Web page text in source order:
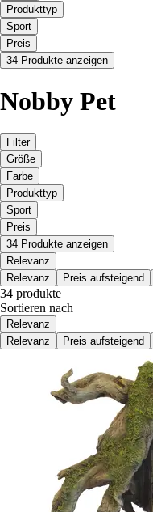
Produkttyp
Sport
Preis
34 Produkte anzeigen
Nobby Pet
Filter
Größe
Farbe
Produkttyp
Sport
Preis
34 Produkte anzeigen
Relevanz
Relevanz
Preis aufsteigend
34 produkte
Sortieren nach
Relevanz
Relevanz
Preis aufsteigend